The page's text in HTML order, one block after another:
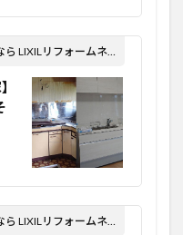
ームネット Optima Reform！
ームネット Optima Reform！